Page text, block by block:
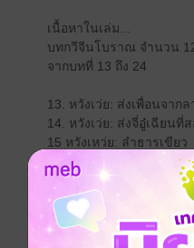
เนื้อหาในเล่ม...
บทกวีจีนโบราณ จำนวน
จากบทที่ 13 ถึง 24
13. หวังเว่ย: ส่งเพื่อนจากล
14. หวังเว่ย: ส่งจี่อู๋เฉียนที่
15 หวังเหว่ย: ลำธารเขียว
16 หวังเวย: ครอบครัวชาว
17 หวัง เวย: บทสรรเสริญ
18 เมิ่ง ห่าวหราน: ฤดูใบไ
19 เมิ่ง ห่าวหราน: ฤดูร้อ
"ซินต้าฝู"